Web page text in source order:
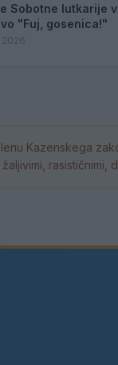
Sobotne lutkarije
"Fuj, gosenica!"
Kazenskega